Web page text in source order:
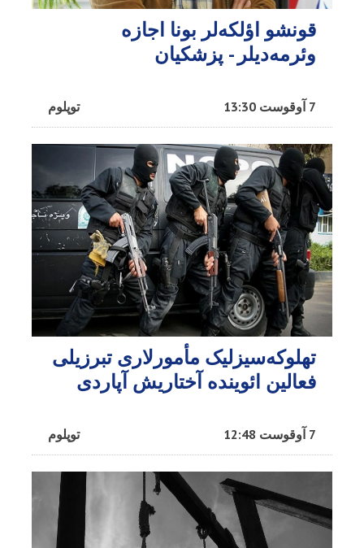
قونشو اؤلکه‌لر بونا اجازه
وئرمه‌دیلر - پزشکیان
توپلوم 7 آوقوست 13:30
تهلوکه‌سیزلیک مأمورلاری تبرزیلی
فعالین ائوینده آختاریش آپاردی
توپلوم 7 آوقوست 12:48